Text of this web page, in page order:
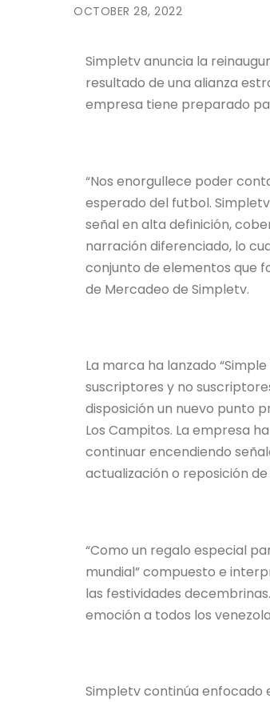
OCTOBER 28, 2022
Simpletv anuncia la
resultado de una alianza
empresa tiene preparado
“Nos enorgullece poder
esperado del futbol.
señal en alta definición,
narración diferenciado, lo
conjunto de elementos que
de Mercadeo de Simpletv.
La marca ha lanzado
suscriptores y no
disposición un nuevo punto
Los Campitos. La empresa
continuar encendiendo
actualización o reposición de
“Como un regalo especial
mundial” compuesto e
las festividades
emoción a todos los
Simpletv continúa enfocado